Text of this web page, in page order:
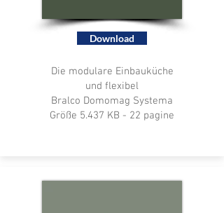
Download
Die modulare Einbauküche
und flexibel
Bralco Domomag Systema
Größe 5.437 KB - 22 pagine